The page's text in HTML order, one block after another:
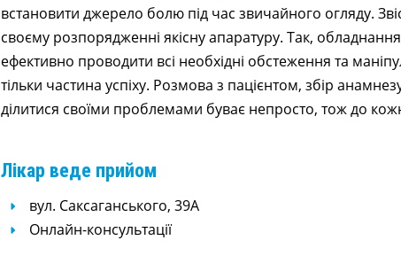
встановити джерело болю під час звичайного огляду.
своєму розпорядженні якісну апаратуру. Так,
ефективно проводити всі необхідні обстеження та
тільки частина успіху. Розмова з пацієнтом, збір
ділитися своїми проблемами буває непросто, тож до
Лікар веде прийом
вул. Саксаганського, 39А
Онлайн-консультації